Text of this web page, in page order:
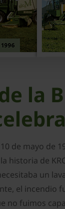
la
10 de mayo
historia de
un
el incendio
no fuimos